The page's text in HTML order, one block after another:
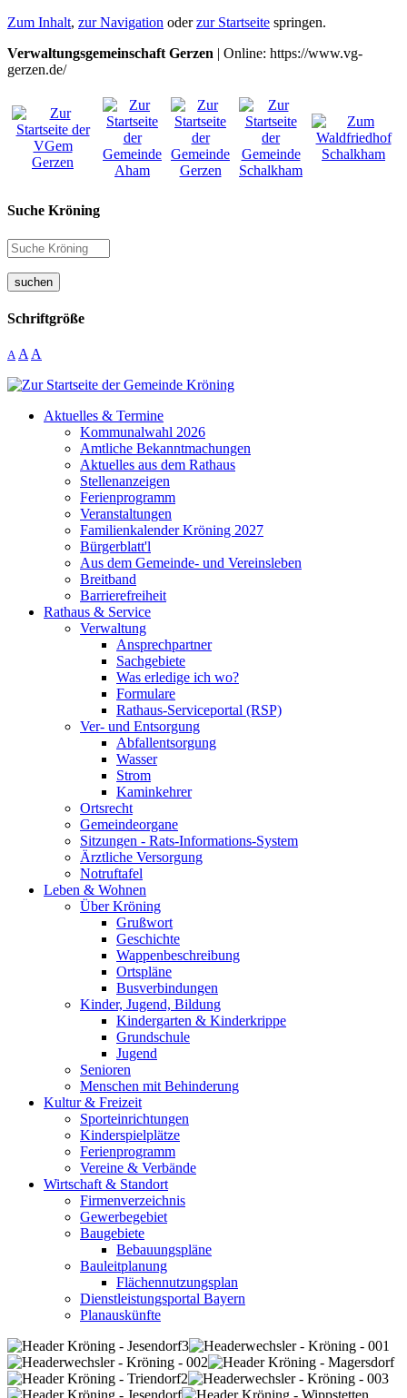
Zum Inhalt, zur Navigation oderzur Startseite springen.
Verwaltungsgemeinschaft Gerzen | Online: https://www.vg-
gerzen.de/
Suche Kröning
suchen
Schriftgröße
A A A
Aktuelles & Termine
Kommunalwahl 2026
Amtliche Bekanntmachungen
Aktuelles aus dem Rathaus
Stellenanzeigen
Ferienprogramm
Veranstaltungen
Familienkalender Kröning 2027
Bürgerblatt'l
Aus dem Gemeinde- und Vereinsleben
Breitband
Barrierefreiheit
Rathaus & Service
Verwaltung
Ansprechpartner
Sachgebiete
Was erledige ich wo?
Formulare
Rathaus-Serviceportal (RSP)
Ver- und Entsorgung
Abfallentsorgung
Wasser
Strom
Kaminkehrer
Ortsrecht
Gemeindeorgane
Sitzungen - Rats-Informations-System
Ärztliche Versorgung
Notruftafel
Leben & Wohnen
Über Kröning
Grußwort
Geschichte
Wappenbeschreibung
Ortspläne
Busverbindungen
Kinder, Jugend, Bildung
Kindergarten & Kinderkrippe
Grundschule
Jugend
Senioren
Menschen mit Behinderung
Kultur & Freizeit
Sporteinrichtungen
Kinderspielplätze
Ferienprogramm
Vereine & Verbände
Wirtschaft & Standort
Firmenverzeichnis
Gewerbegebiet
Baugebiete
Bebauungspläne
Bauleitplanung
Flächennutzungsplan
Dienstleistungsportal Bayern
Planauskünfte